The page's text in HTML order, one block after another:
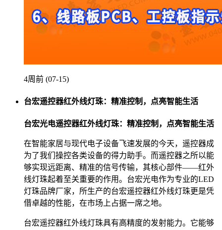
4周前 (07-15)
台宏遥控器红外线灯珠：精准控制，点亮智能生活
台宏光电遥控器红外线灯珠：精准控制，点亮智能生活
在智能家居与现代电子设备飞速发展的今天，遥控器成
为了我们操控各类设备的得力助手。而遥控器之所以能
够实现远距离、精准的信号传输，其核心部件——红外
线灯珠起着至关重要的作用。台宏光电作为专业的LED
灯珠品牌厂家，所生产的台宏遥控器红外线灯珠更是凭
借卓越的性能，在市场上占据一席之地。
台宏遥控器红外线灯珠具有高精度的发射能力。它能够